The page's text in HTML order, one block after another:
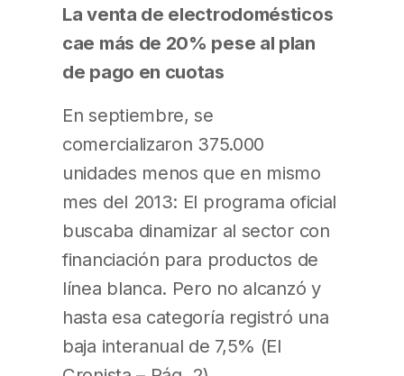
La venta de electrodomésticos
cae más de 20% pese al plan
de pago en cuotas
En septiembre, se
comercializaron 375.000
unidades menos que en mismo
mes del 2013: El programa oficial
buscaba dinamizar al sector con
financiación para productos de
línea blanca. Pero no alcanzó y
hasta esa categoría registró una
baja interanual de 7,5% (El